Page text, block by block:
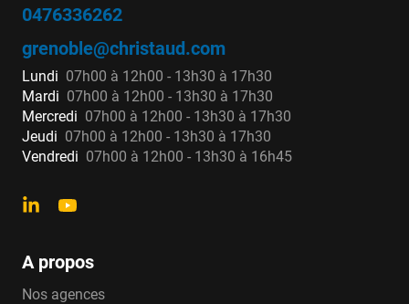
0476336262
grenoble@christaud.com
Lundi 07h00 à 12h00 - 13h30 à 17h30
Mardi 07h00 à 12h00 - 13h30 à 17h30
Mercredi 07h00 à 12h00 - 13h30 à 17h30
Jeudi 07h00 à 12h00 - 13h30 à 17h30
Vendredi 07h00 à 12h00 - 13h30 à 16h45
A propos
Nos agences